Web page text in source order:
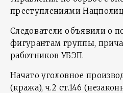
преступлениями
Следователи объявили о
фигурантам группы,
работников УБЭП.
Начато уголовное
(кража), ч.2 ст.146